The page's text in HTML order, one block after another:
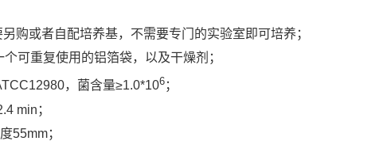
购或者自配培养基，不需要专门的实验室即可培养；
可重复使用的铝箔袋，以及干燥剂；
，菌含量≥1.0*106 ；
min；
55mm；